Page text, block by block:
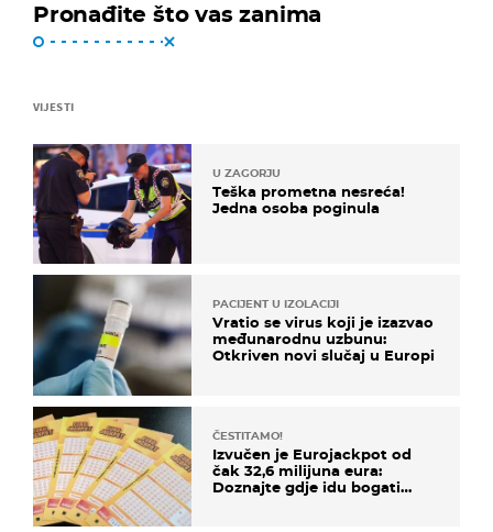
Pronađite što vas zanima
VIJESTI
U ZAGORJU
Teška prometna nesreća!
Jedna osoba poginula
PACIJENT U IZOLACIJI
Vratio se virus koji je izazvao
međunarodnu uzbunu:
Otkriven novi slučaj u Europi
ČESTITAMO!
Izvučen je Eurojackpot od
čak 32,6 milijuna eura:
Doznajte gdje idu bogati